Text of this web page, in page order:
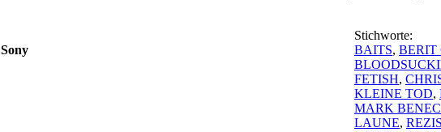
Stichworte:
BAITS, BERIT
FETISH,
KLEINE TOD,
MARK
LAUNE, REZIS